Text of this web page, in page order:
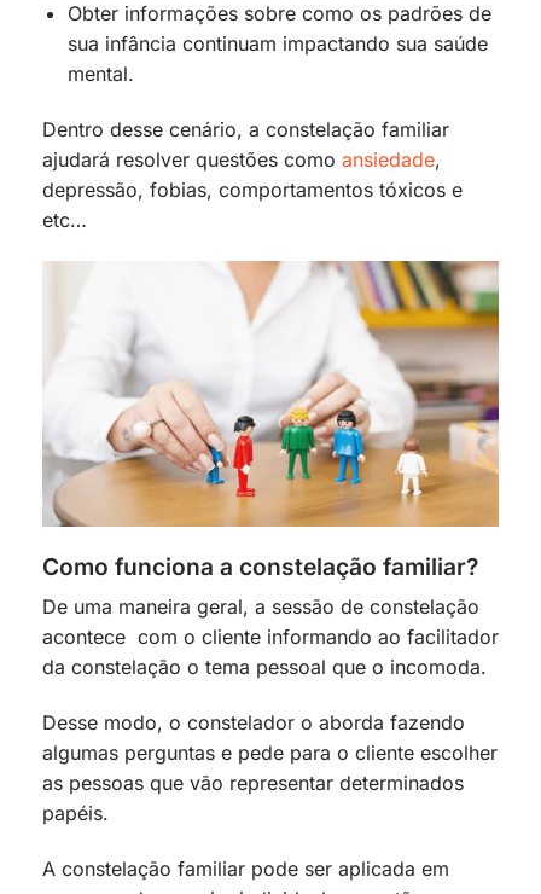
Obter informações sobre como os padrões de
sua infância continuam impactando sua saúde
mental.
Dentro desse cenário, a constelação familiar
ajudará resolver questões como ansiedade,
depressão, fobias, comportamentos tóxicos e
etc…
Como funciona a constelação familiar?
De uma maneira geral, a sessão de constelação
acontece com o cliente informando ao facilitador
da constelação o tema pessoal que o incomoda.
Desse modo, o constelador o aborda fazendo
algumas perguntas e pede para o cliente escolher
as pessoas que vão representar determinados
papéis.
A constelação familiar pode ser aplicada em